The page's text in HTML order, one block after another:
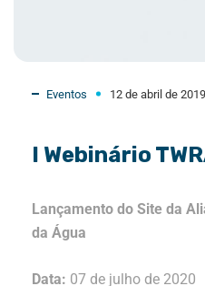
Eventos 12 de abril de 2019
I Webinário
Lançamento do Site da
da Água
Data: 07 de julho de 2020